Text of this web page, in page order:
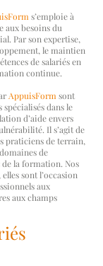
s’emploie à
aux besoins du
Par son expertise,
le maintien
de salariés en
continue.
AppuisForm sont
dans le
d’aide envers
Il s’agit de
praticiens de terrain,
de
la formation. Nos
sont l’occasion
aux
aux champs